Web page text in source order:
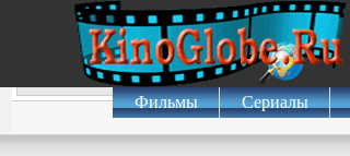
Фильмы Сериалы